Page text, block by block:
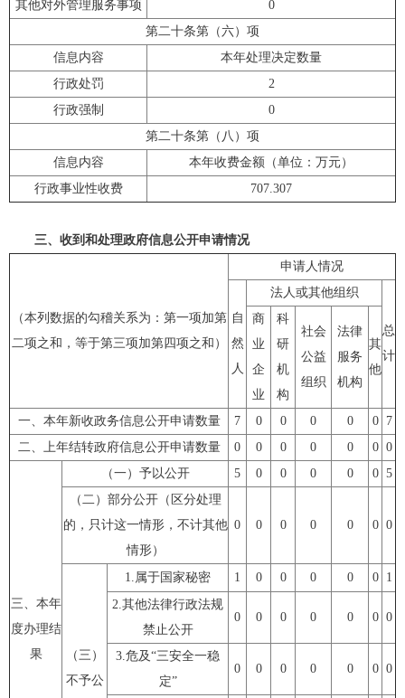
其他对外管理服务事项
0
第二十条第（六）项
信息内容
本年处理决定数量
行政处罚
2
行政强制
0
第二十条第（八）项
信息内容
本年收费金额（单位：万元）
行政事业性收费
707.307
三、收到和处理政府信息公开申请情况
（本列数据的勾稽关系为：第一项加第
二项之和，等于第三项加第四项之和）
申请人情况
自
然
人
法人或其他组织
总
计
商
业
企
业
科
研
机
构
社会
公益
组织
法律
服务
机构
其
他
一、本年新收政务信息公开申请数量 7 0 0 0 0 0
7
二、上年结转政府信息公开申请数量
0 0 0 0 0 0 0
三、本年
度办理结
果
（一）予以公开 5 0 0 0 0 0 5
（二）部分公开（区分处理
的，只计这一情形，不计其他
情形）
0 0 0 0 0 0 0
（三）
不予公
1. 属于国家秘密 1 0 0 0 0 0
1
2.其他法律行政法规
禁止公开
0 0 0 0 0 0 0
3.危及“三安全一稳
定”
0 0 0 0 0 0 0